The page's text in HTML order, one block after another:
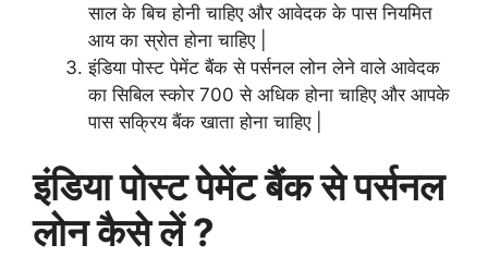
साल के बिच होनी चाहिए और आवेदक के पास नियमित
आय का स्रोत होना चाहिए |
इंडिया पोस्ट पेमेंट बैंक से पर्सनल लोन लेने वाले आवेदक
का सिबिल स्कोर 700 से अधिक होना चाहिए और आपके
पास सक्रिय बैंक खाता होना चाहिए |
इंडिया पोस्ट पेमेंट बैंक से पर्सनल
लोनकैसे लें ?